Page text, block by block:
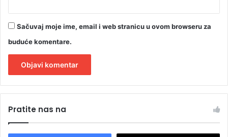
Sačuvaj moje ime, email i web stranicu u ovom browseru za
buduće komentare.
tPratite nas na